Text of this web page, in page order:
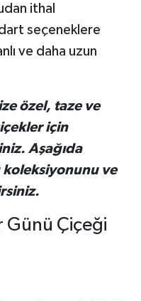
ithal
seçeneklere
ve daha uzun
özel, taze ve
için
Aşağıda
koleksiyonunu ve
Günü Çiçeği